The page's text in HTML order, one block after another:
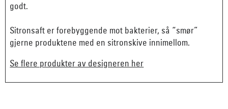
godt.
Sitronsaft er forebyggende mot bakterier, så “smør”
gjerne produktene med en sitronskive innimellom.
Se flere produkter av designeren her